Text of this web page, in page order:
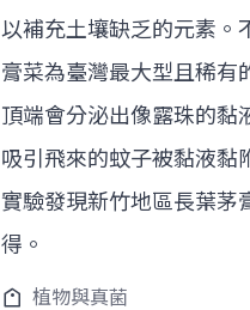
以補充土壤缺乏的元素。
膏菜為臺灣最大型且稀有
頂端會分泌出像露珠的黏
吸引飛來的蚊子被黏液黏
實驗發現新竹地區長葉茅
得。
植物與真菌